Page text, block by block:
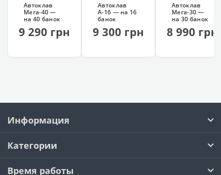
Автоклав
Мега-40 —
на 40 банок
9 290 грн
Автоклав
А-16 — на 16
банок
9 300 грн
Автоклав
Мега-30 —
на 30 банок
8 990 грн
Информация
Категории
Время работы